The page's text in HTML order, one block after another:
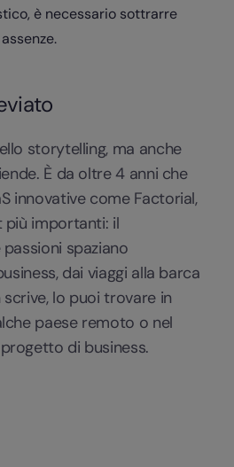
è necessario sottrarre
storytelling, ma anche
È da oltre 4 anni che
innovative come Factorial,
più importanti: il
spaziano
dai viaggi alla barca
lo puoi trovare in
paese remoto o nel
di business.